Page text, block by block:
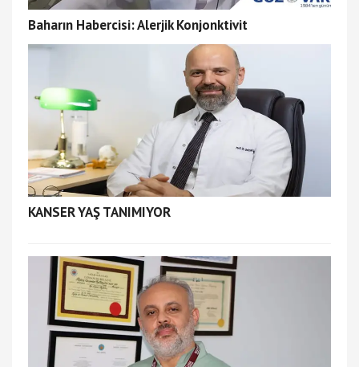
Baharın Habercisi: Alerjik Konjonktivit
KANSER YAŞ TANIMIYOR